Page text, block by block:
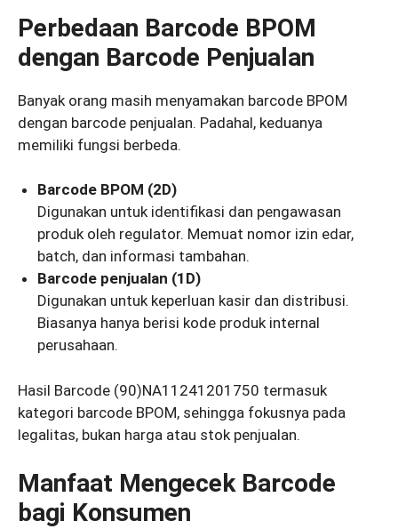
Perbedaan Barcode BPOM
dengan Barcode Penjualan
Banyak orang masih menyamakan barcode BPOM
dengan barcode penjualan. Padahal, keduanya
memiliki fungsi berbeda.
Barcode BPOM (2D)
Digunakan untuk identifikasi dan pengawasan
produk oleh regulator. Memuat nomor izin edar,
batch, dan informasi tambahan.
Barcode penjualan (1D)
Digunakan untuk keperluan kasir dan distribusi.
Biasanya hanya berisi kode produk internal
perusahaan.
Hasil Barcode (90)NA11241201750 termasuk
kategori barcode BPOM, sehingga fokusnya pada
legalitas, bukan harga atau stok penjualan.
Manfaat Mengecek Barcode
bagi Konsumen